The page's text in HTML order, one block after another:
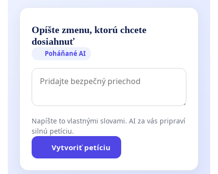
Opíšte zmenu, ktorú chcete
dosiahnuť
Poháňané AI
Napíšte to vlastnými slovami. AI za vás pripraví
silnú petíciu.
Vytvoriť petíciu